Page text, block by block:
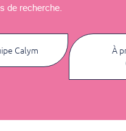
de recherche.
Calym
À